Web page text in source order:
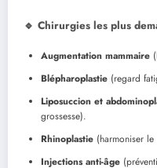
🔹 Chirurgies les plus
Augmentation mammaire
Blépharoplastie (regard
Liposuccion et
grossesse).
Rhinoplastie (harmoniser
Injections anti-âge